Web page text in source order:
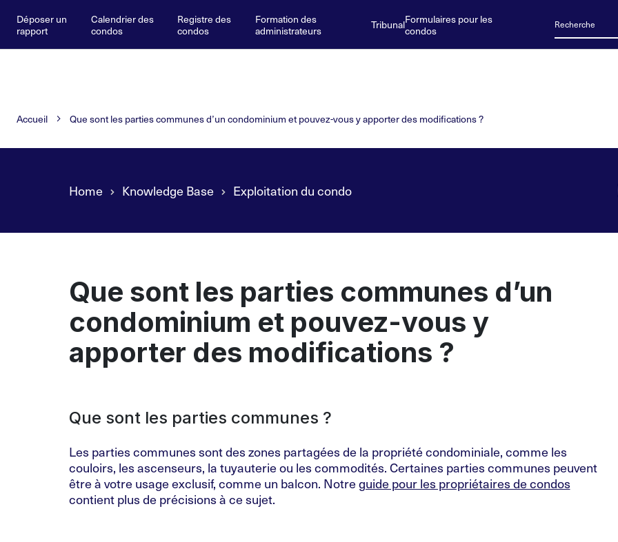
Déposer un
rapport
Calendrier des
condos
Registre des
condos
Formation des
administrateurs
TribunalFormulaires pour les
condos
Accueil Que sont les parties communes d’un condominium et pouvez-vous y apporter des modifications ?
Home Knowledge Base Exploitation du condo
Que sont les parties communes d’un
condominium et pouvez-vous y
apporter des modifications ?
Que sont les parties communes ?
Les parties communes sont des zones partagées de la propriété condominiale, comme les
couloirs, les ascenseurs, la tuyauterie ou les commodités. Certaines parties communes peuvent
être à votre usage exclusif, comme un balcon. Notreguide pour les propriétaires de condos
contient plus de précisions à ce sujet.